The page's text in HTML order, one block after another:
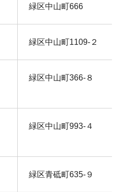
緑区中山町666
緑区中山町1109-２
緑区中山町366-８
緑区中山町993-４
緑区青砥町635-９